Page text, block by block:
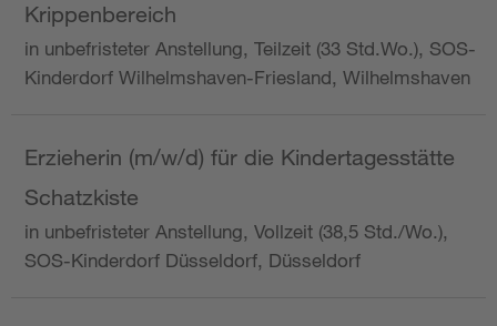
Krippenbereich
in unbefristeter Anstellung, Teilzeit (33 Std.Wo.), SOS-
Kinderdorf Wilhelmshaven-Friesland, Wilhelmshaven
Erzieherin (m/w/d) für die Kindertagesstätte
Schatzkiste
in unbefristeter Anstellung, Vollzeit (38,5 Std./Wo.),
SOS-Kinderdorf Düsseldorf, Düsseldorf